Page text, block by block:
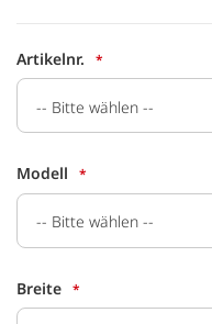
Artikelnr.
Modell
Breite